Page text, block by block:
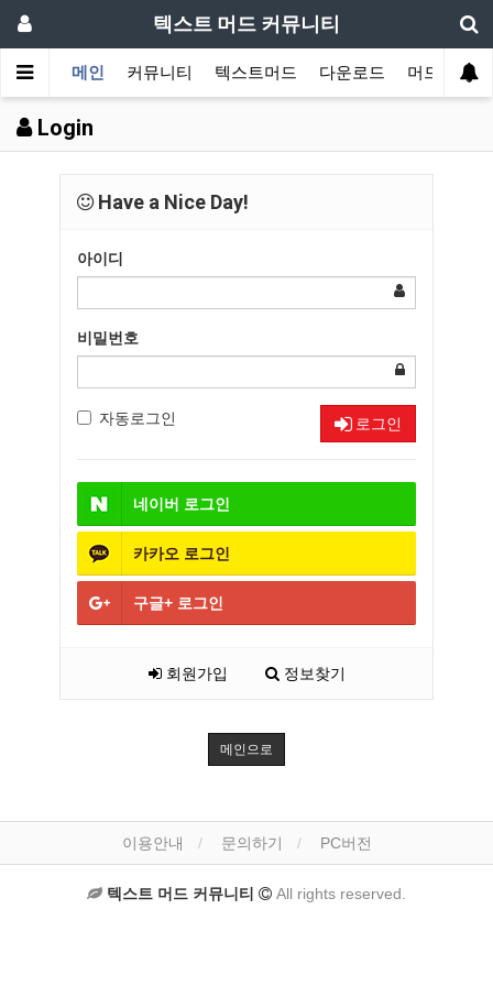
텍스트 머드 커뮤니티
메인 커뮤니티 텍스트머드 다운로드 머드 잡담
Login
Have a Nice Day!
아이디
비밀번호
자동로그인 로그인
네이버 로그인
카카오 로그인
구글+ 로그인
회원가입 정보찾기
메인으로
이용안내 문의하기 PC버전
텍스트 머드 커뮤니티 All rights reserved.